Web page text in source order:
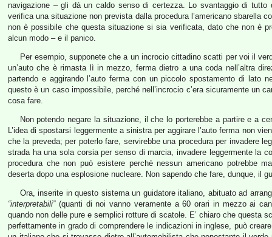
navigazione – gli dà un caldo senso di certezza. Lo svantaggio di
verifica una situazione non prevista dalla procedura l’americano sbarella
non è possibile che questa situazione si sia verificata, dato che non è
alcun modo – e il panico.
Per esempio, supponete che a un incrocio cittadino scatti per voi il
un’auto che è rimasta lì in mezzo, ferma dietro a una coda nell’altra
partendo e aggirando l’auto ferma con un piccolo spostamento di lato
questo è un caso impossibile, perché nell’incrocio c’era sicuramente un
cosa fare.
Non potendo negare la situazione, il che lo porterebbe a partire e a
L’idea di spostarsi leggermente a sinistra per aggirare l’auto ferma non
che la preveda; per poterlo fare, servirebbe una procedura per invadere
strada ha una sola corsia per senso di marcia, invadere leggermente la
procedura che non può esistere perchè nessun americano potrebbe
deserta dopo una esplosione nucleare. Non sapendo che fare, dunque, il
Ora, inserite in questo sistema un guidatore italiano, abituato ad
“interpretabili”(quanti di noi vanno veramente a 60 orari in mezzo ai
quando non delle pure e semplici rotture di scatole. E’ chiaro che questa
perfettamente in grado di comprendere le indicazioni in inglese, può